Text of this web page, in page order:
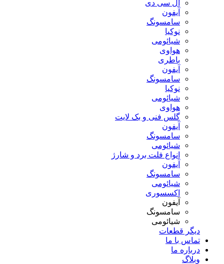
ال سی دی
آیفون
سامسونگ
نوکیا
شیائومی
هواوی
باطری
آیفون
سامسونگ
نوکیا
شیائومی
هواوی
گلس فنی و بک لایت
آیفون
سامسونگ
شیائومی
انواع فلت برد و شارژ
آیفون
سامسونگ
شیائومی
اکسسوری
آیفون
سامسونگ
شیائومی
دیگر قطعات
تماس با ما
درباره ما
وبلاگ